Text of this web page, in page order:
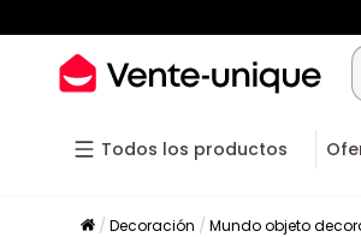
Todos los productos
Decoración Mundo objeto